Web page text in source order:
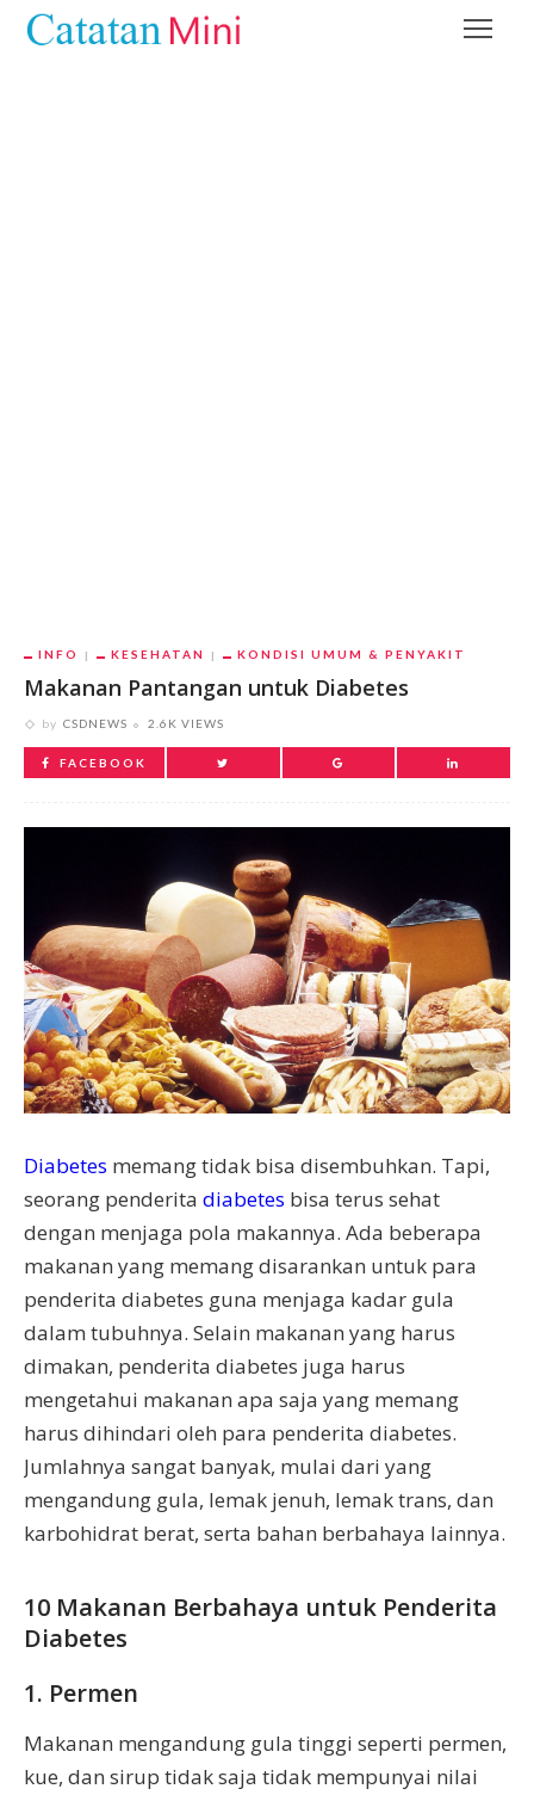
INFO KESEHATAN KONDISI UMUM & PENYAKIT
Makanan Pantangan untuk Diabetes
by CSDNEWS 2.6K VIEWS
FACEBOOK
Diabetes memang tidak bisa disembuhkan. Tapi,
seorang penderita diabetes bisa terus sehat
dengan menjaga pola makannya. Ada beberapa
makanan yang memang disarankan untuk para
penderita diabetes guna menjaga kadar gula
dalam tubuhnya. Selain makanan yang harus
dimakan, penderita diabetes juga harus
mengetahui makanan apa saja yang memang
harus dihindari oleh para penderita diabetes.
Jumlahnya sangat banyak, mulai dari yang
mengandung gula, lemak jenuh, lemak trans, dan
karbohidrat berat, serta bahan berbahaya lainnya.
10 Makanan Berbahaya untuk Penderita
Diabetes
1. Permen
Makanan mengandung gula tinggi seperti permen,
kue, dan sirup tidak saja tidak mempunyai nilai